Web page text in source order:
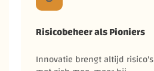
Risicobeheer als Pioniers
Innovatie brengt altijd risico's